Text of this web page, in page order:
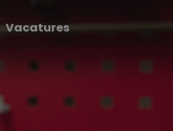
Vacatures